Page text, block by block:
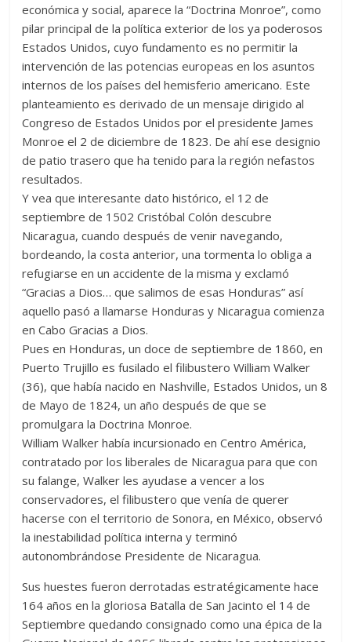
económica y social, aparece la “Doctrina Monroe”, como
pilar principal de la política exterior de los ya poderosos
Estados Unidos, cuyo fundamento es no permitir la
intervención de las potencias europeas en los asuntos
internos de los países del hemisferio americano. Este
planteamiento es derivado de un mensaje dirigido al
Congreso de Estados Unidos por el presidente James
Monroe el 2 de diciembre de 1823. De ahí ese designio
de patio trasero que ha tenido para la región nefastos
resultados.
Y vea que interesante dato histórico, el 12 de
septiembre de 1502 Cristóbal Colón descubre
Nicaragua, cuando después de venir navegando,
bordeando, la costa anterior, una tormenta lo obliga a
refugiarse en un accidente de la misma y exclamó
“Gracias a Dios… que salimos de esas Honduras” así
aquello pasó a llamarse Honduras y Nicaragua comienza
en Cabo Gracias a Dios.
Pues en Honduras, un doce de septiembre de 1860, en
Puerto Trujillo es fusilado el filibustero William Walker
(36), que había nacido en Nashville, Estados Unidos, un 8
de Mayo de 1824, un año después de que se
promulgara la Doctrina Monroe.
William Walker había incursionado en Centro América,
contratado por los liberales de Nicaragua para que con
su falange, Walker les ayudase a vencer a los
conservadores, el filibustero que venía de querer
hacerse con el territorio de Sonora, en México, observó
la inestabilidad política interna y terminó
autonombrándose Presidente de Nicaragua.
Sus huestes fueron derrotadas estratégicamente hace
164 años en la gloriosa Batalla de San Jacinto el 14 de
Septiembre quedando consignado como una épica de la